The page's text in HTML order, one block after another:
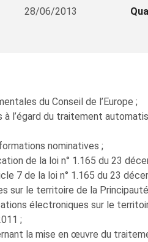
28/06/2013
du Conseil de l’Europe ;
l’égard du traitement
nominatives ;
de la loi n° 1.165 du 23
7 de la loi n° 1.165 du 23
sur le territoire de la
électroniques sur le
;
la mise en œuvre du